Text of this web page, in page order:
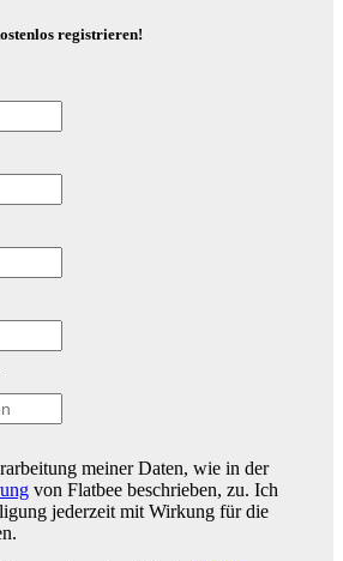
registrieren!
meiner Daten, wie in der
von Flatbee beschrieben, zu. Ich
jederzeit mit Wirkung für die